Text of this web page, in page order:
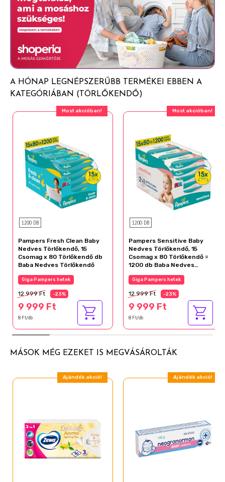
Panthenol
A HÓNAP LEGNÉPSZERŰBB TERMÉKEI EBBEN A
KATEGÓRIÁBAN (TÖRLŐKENDŐ)
Most akcióban!
1200 DB
Pampers Fresh Clean Baby
Nedves Törlőkendő, 15
Csomag x 80 Törlőkendő db
Baba Nedves Törlőkendő
Giga Pampers hetek
12 999 Ft -23%
9 999 Ft
8 Ft/db
Most akcióban!
1200 DB
Pampers Sensitive Baby
Nedves Törlőkendő, 15
Csomag x 80 Törlőkendő =
1200 db Baba Nedves
Giga Pampers hetek
12 999 Ft -23%
9 999 Ft
8 Ft/db
MÁSOK MÉG EZEKET IS MEGVÁSÁROLTÁK
Ajándék akció! Ajándék akció!